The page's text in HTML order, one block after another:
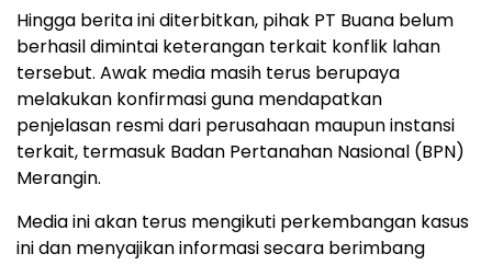
Hingga berita ini diterbitkan, pihak PT Buana belum
berhasil dimintai keterangan terkait konflik lahan
tersebut. Awak media masih terus berupaya
melakukan konfirmasi guna mendapatkan
penjelasan resmi dari perusahaan maupun instansi
terkait, termasuk Badan Pertanahan Nasional (BPN)
Merangin.
Media ini akan terus mengikuti perkembangan kasus
ini dan menyajikan informasi secara berimbang